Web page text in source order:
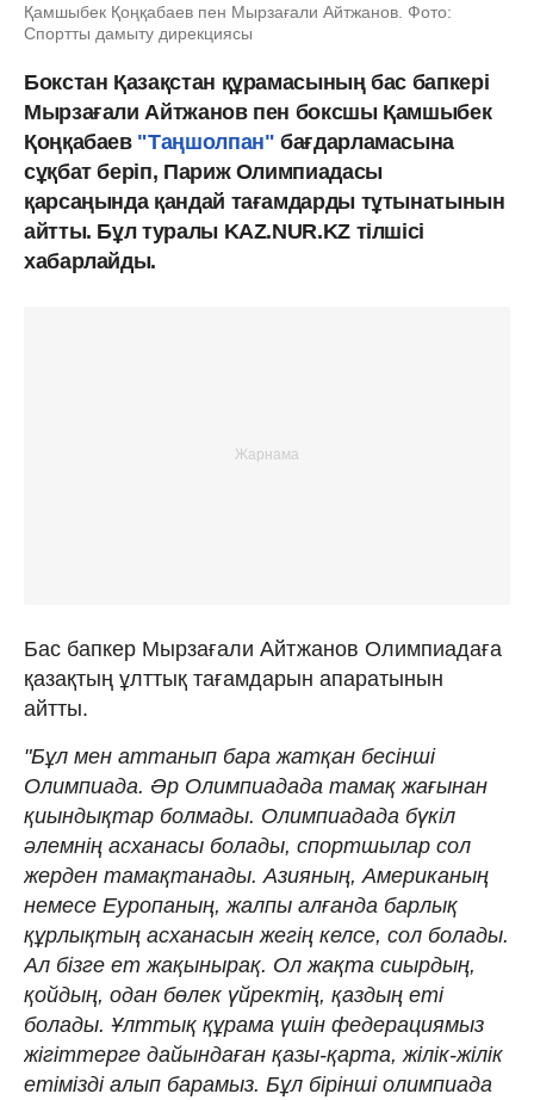
Қамшыбек Қоңқабаев пен Мырзағали Айтжанов. Фото:
Спортты дамыту дирекциясы
Бокстан Қазақстан құрамасының бас бапкері
Мырзағали Айтжанов пен боксшы Қамшыбек
Қоңқабаев "Таңшолпан" бағдарламасына
сұқбат беріп, Париж Олимпиадасы
қарсаңында қандай тағамдарды тұтынатынын
айтты. Бұл туралы KAZ.NUR.KZ тілшісі
хабарлайды.
Бас бапкер Мырзағали Айтжанов Олимпиадаға
қазақтың ұлттық тағамдарын апаратынын
айтты.
"Бұл мен аттанып бара жатқан бесінші
Олимпиада. Әр Олимпиадада тамақ жағынан
қиындықтар болмады. Олимпиадада бүкіл
әлемнің асханасы болады, спортшылар сол
жерден тамақтанады. Азияның, Американың
немесе Еуропаның, жалпы алғанда барлық
құрлықтың асханасын жегің келсе, сол болады.
Ал бізге ет жақынырақ. Ол жақта сиырдың,
қойдың, одан бөлек үйректің, қаздың еті
болады. Ұлттық құрама үшін федерациямыз
жігіттерге дайындаған қазы-қарта, жілік-жілік
етімізді алып барамыз. Бұл бірінші олимпиада